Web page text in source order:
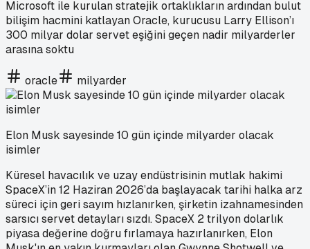
Microsoft ile kurulan stratejik ortaklıkların ardından bulut
bilişim hacmini katlayan Oracle, kurucusu Larry Ellison’ı
300 milyar dolar servet eşiğini geçen nadir milyarderler
arasına soktu
oracle milyarder
Elon Musk sayesinde 10 gün içinde milyarder olacak
isimler
Küresel havacılık ve uzay endüstrisinin mutlak hakimi
SpaceX’in 12 Haziran 2026’da başlayacak tarihi halka arz
süreci için geri sayım hızlanırken, şirketin izahnamesinden
sarsıcı servet detayları sızdı. SpaceX 2 trilyon dolarlık
piyasa değerine doğru fırlamaya hazırlanırken, Elon